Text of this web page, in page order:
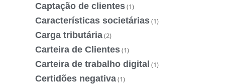
Captação de clientes(1)
Características societárias(1)
Carga tributária(2)
Carteira de Clientes(1)
Carteira de trabalho digital (1)
Certidões negativa(1)